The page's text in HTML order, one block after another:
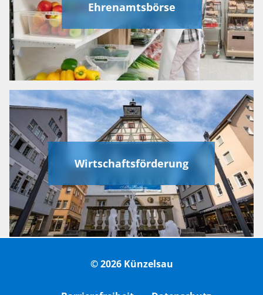
Ehrenamtsbörse
Wirtschaftsförderung
© 2026 Künzelsau